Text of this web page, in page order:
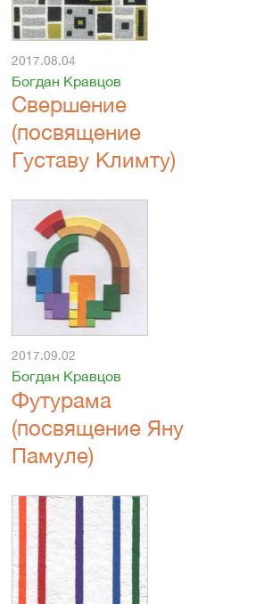
2017.08.04
Богдан Кравцов
Свершение
(посвящение
Густаву Климту)
2017.09.02
Богдан Кравцов
Футурама
(посвящение Яну
Памуле)